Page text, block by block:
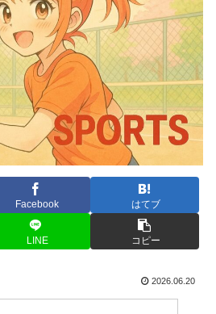
Facebook はてブ
LINE コピー
2026.06.20